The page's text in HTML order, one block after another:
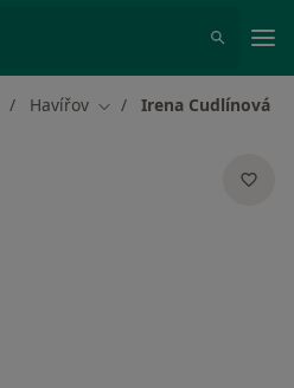
Havířov Změna města
Irena Cudlínová